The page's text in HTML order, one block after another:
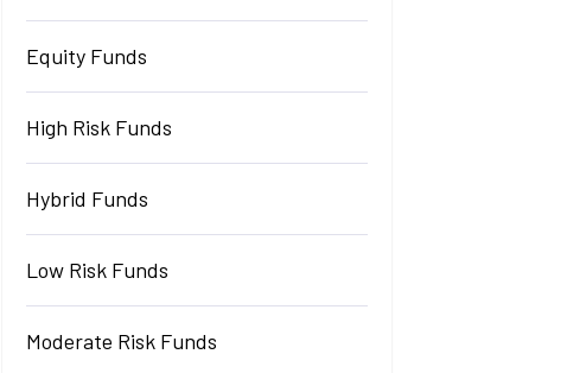
Equity Funds
High Risk Funds
Hybrid Funds
Low Risk Funds
Moderate Risk Funds